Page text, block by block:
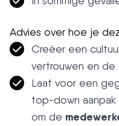
Advies over hoe je
Creëer een
vertrouwen en de
Laat voor een
top-down aanpak
om de